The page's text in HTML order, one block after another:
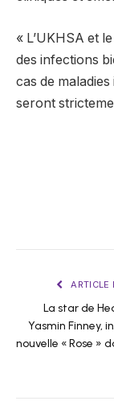
« L’UKHSA et
des infections
cas de
seront
ARTICLE
La star de
Yasmin Finney,
nouvelle « Rose »